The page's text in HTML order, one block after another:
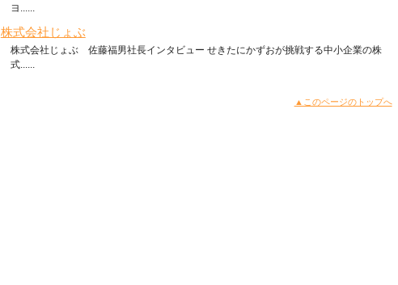
ヨ......
株式会社じょぶ
株式会社じょぶ 佐藤福男社長インタビュー せきたにかずおが挑戦する中小企業の株
式......
▲このページのトップへ